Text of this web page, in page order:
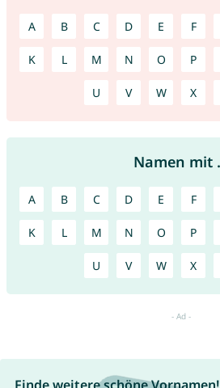
A B C D E F
K L M N O P
U V W X
Namen mit
A B C D E F
K L M N O P
U V W X